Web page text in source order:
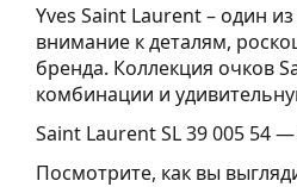
Yves Saint Laurent – один
внимание к деталям,
бренда. Коллекция очков
комбинации и
Saint Laurent SL 39 005 54—
Посмотрите, как вы